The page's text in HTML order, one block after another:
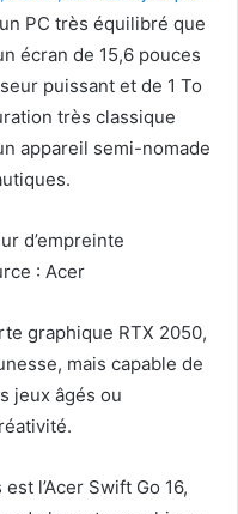
PC très équilibré que
écran de 15,6 pouces
puissant et de 1 To
très classique
appareil semi-nomade
d’empreinte
: Acer
graphique RTX 2050,
mais capable de
jeux âgés ou
l’Acer Swift Go 16,